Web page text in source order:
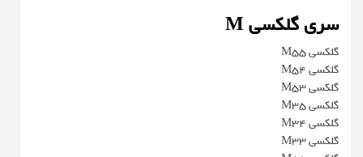
سری گلکسی M
گلکسی M55
گلکسی M54
گلکسی M53
گلکسی M35
گلکسی M34
گلکسی M33